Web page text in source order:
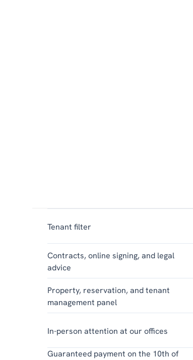
Tenant filter
Contracts, online signing, and legal
advice
Property, reservation, and tenant
management panel
In-person attention at our offices
Guaranteed payment on the 10th of